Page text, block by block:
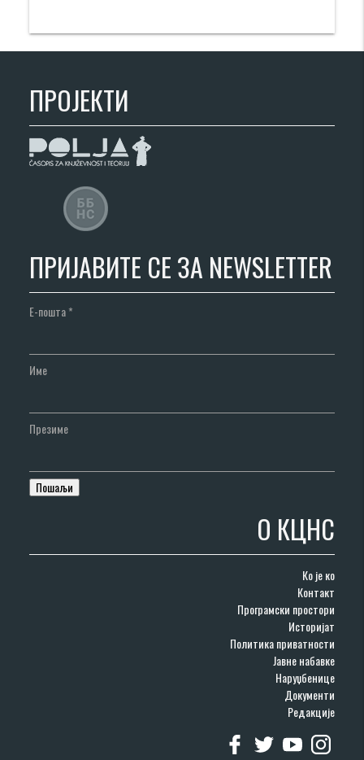
ПРОЈЕКТИ
ПРИЈАВИТЕ СЕ ЗА NEWSLETTER
Е-пошта*
Име
Презиме
О КЦНС
Ко је ко
Контакт
Програмски простори
Историјат
Политика приватности
Јавне набавке
Наруџбенице
Документи
Редакције